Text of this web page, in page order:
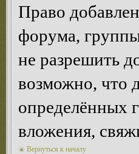
Право
форума,
не разрешить
возможно, что
определённых
вложения,
Вернуться к началу